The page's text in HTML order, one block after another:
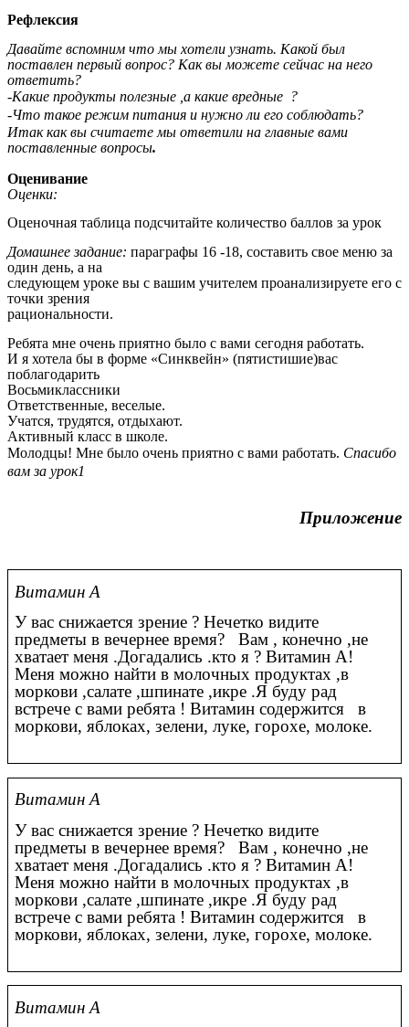
Рефлексия
Давайте вспомним что мы хотели узнать. Какой был
поставлен первый вопрос? Как вы можете сейчас на него
ответить?
-Какие продукты полезные ,а какие вредные ?
-Что такое режим питания и нужно ли его соблюдать?
Итак как вы считаете мы ответили на главные вами
поставленные вопросы.
Оценивание
Оценки:
Оценочная таблица подсчитайте количество баллов за урок
Домашнее задание: параграфы 16 -18, составить свое меню за
один день, а на
следующем уроке вы с вашим учителем проанализируете его с
точки зрения
рациональности.
Ребята мне очень приятно было с вами сегодня работать.
И я хотела бы в форме «Синквейн» (пятистишие)вас
поблагодарить
Восьмиклассники
Ответственные, веселые.
Учатся, трудятся, отдыхают.
Активный класс в школе.
Молодцы! Мне было очень приятно с вами работать. Спасибо
вам за урок1
Приложение
Витамин А
У вас снижается зрение ? Нечетко видите
предметы в вечернее время? Вам , конечно ,не
хватает меня .Догадались .кто я ? Витамин А!
Меня можно найти в молочных продуктах ,в
моркови ,салате ,шпинате ,икре .Я буду рад
встрече с вами ребята ! Витамин содержится в
моркови, яблоках, зелени, луке, горохе, молоке.
Витамин А
У вас снижается зрение ? Нечетко видите
предметы в вечернее время? Вам , конечно ,не
хватает меня .Догадались .кто я ? Витамин А!
Меня можно найти в молочных продуктах ,в
моркови ,салате ,шпинате ,икре .Я буду рад
встрече с вами ребята ! Витамин содержится в
моркови, яблоках, зелени, луке, горохе, молоке.
Витамин А